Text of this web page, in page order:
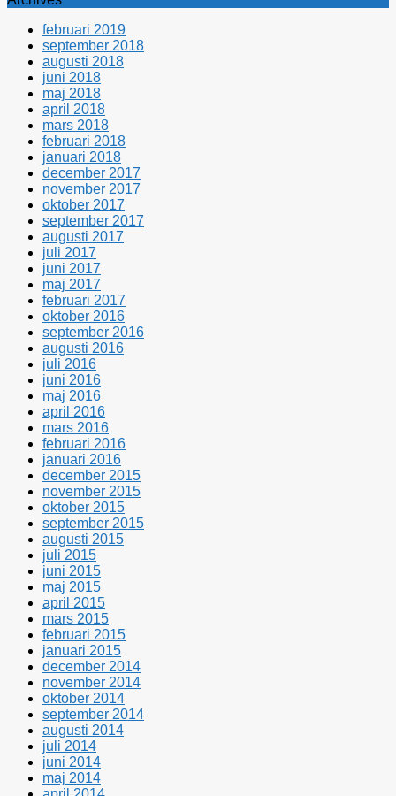
februari 2019
september 2018
augusti 2018
juni 2018
maj 2018
april 2018
mars 2018
februari 2018
januari 2018
december 2017
november 2017
oktober 2017
september 2017
augusti 2017
juli 2017
juni 2017
maj 2017
februari 2017
oktober 2016
september 2016
augusti 2016
juli 2016
juni 2016
maj 2016
april 2016
mars 2016
februari 2016
januari 2016
december 2015
november 2015
oktober 2015
september 2015
augusti 2015
juli 2015
juni 2015
maj 2015
april 2015
mars 2015
februari 2015
januari 2015
december 2014
november 2014
oktober 2014
september 2014
augusti 2014
juli 2014
juni 2014
maj 2014